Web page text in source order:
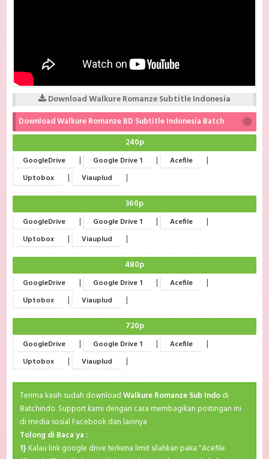
Download Walkure Romanze Subtitle Indonesia
Download Walkure Romanze BD Subtitle Indonesia Batch
240p
GoogleDrive | Google Drive 1 | Acefile |
Uptobox | Viauplud |
360p
GoogleDrive | Google Drive 1 | Acefile |
Uptobox | Viauplud |
480p
GoogleDrive | Google Drive 1 | Acefile |
Uptobox | Viauplud |
720p
GoogleDrive | Google Drive 1 | Acefile |
Uptobox | Viauplud |
Terima kasih sudah downloadWalkure Romanze Sub Indodi
Batchindo. Support kami dengan cara membagikan postingan ini
di media sosial Facebook dan lainnya
Tolong di Baca ya :
1} Kalau link google drive terkena limit silahkan paka "Acefile